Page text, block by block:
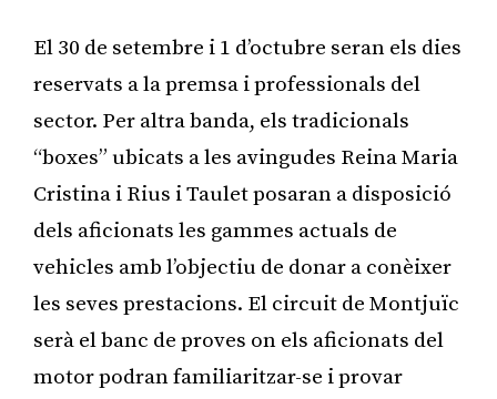
El 30 de setembre i 1 d’octubre seran els dies
reservats a la premsa i professionals del
sector. Per altra banda, els tradicionals
“boxes” ubicats a les avingudes Reina Maria
Cristina i Rius i Taulet posaran a disposició
dels aficionats les gammes actuals de
vehicles amb l’objectiu de donar a conèixer
les seves prestacions. El circuit de Montjuïc
serà el banc de proves on els aficionats del
motor podran familiaritzar-se i provar